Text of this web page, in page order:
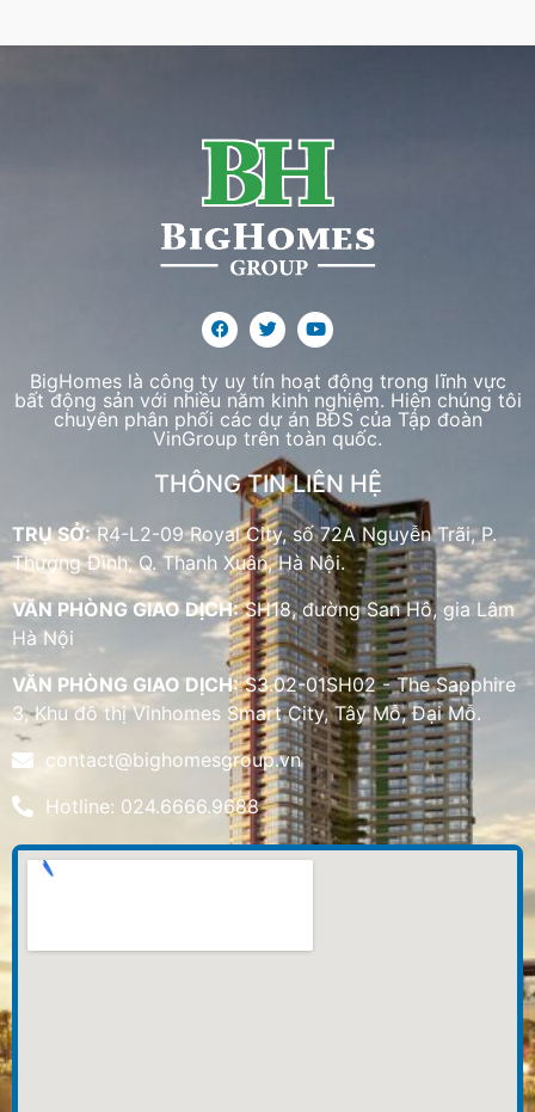
BigHomes là công ty uy tín hoạt động trong lĩnh vực
bất động sản với nhiều năm kinh nghiệm. Hiện chúng tôi
chuyên phân phối các dự án BĐS của Tập đoàn
VinGroup trên toàn quốc.
THÔNG TIN LIÊN HỆ
TRỤ SỞ:R4-L2-09 Royal City, số 72A Nguyễn Trãi, P.
Thượng Đình, Q. Thanh Xuân, Hà Nội.
VĂN PHÒNG GIAO DỊCH:SH18, đường San Hô, gia Lâm
Hà Nội
VĂN PHÒNG GIAO DỊCH:S3.02-01SH02 - The Sapphire
3, Khu đô thị Vinhomes Smart City, Tây Mỗ, Đại Mỗ.
contact@bighomesgroup.vn
Hotline: 024.6666.9688